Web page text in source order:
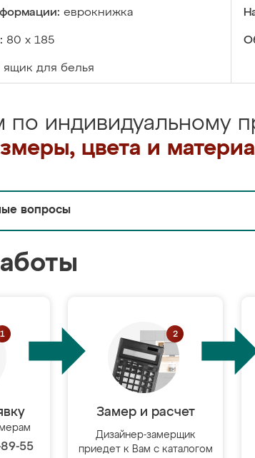
еврокнижка
80 х 185
ящик для белья
по индивидуальному
цвета и
вопросы
55
Замер и расчет
Дизайнер-замерщик
приедет к Вам с каталогом